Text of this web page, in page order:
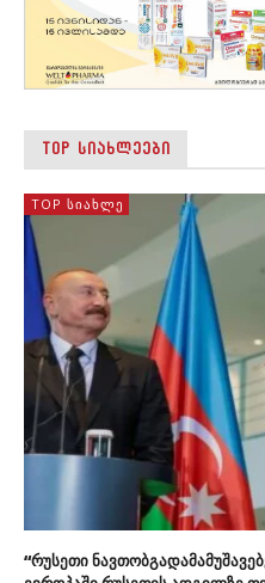
TOP ᲡᲘᲐᲮᲚᲔᲔᲑᲘ
TOP ᲡᲘᲐᲮᲚᲔ
“რუსეთი